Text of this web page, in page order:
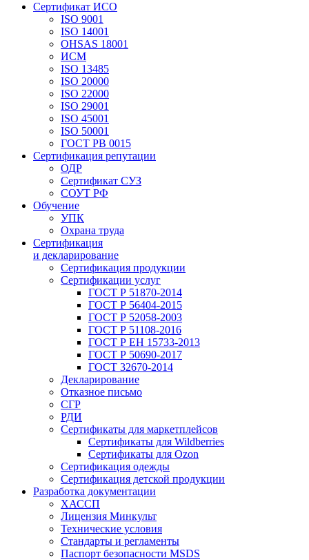
Сертификат ИСО
ISO 9001
ISO 14001
OHSAS 18001
ИСМ
ISO 13485
ISO 20000
ISO 22000
ISO 29001
ISO 45001
ISO 50001
ГОСТ РВ 0015
Сертификация репутации
ОДР
Сертификат СУЗ
СОУТ РФ
Обучение
УПК
Охрана труда
Сертификация
и декларирование
Сертификация продукции
Сертификации услуг
ГОСТ Р 51870-2014
ГОСТ Р 56404-2015
ГОСТ Р 52058-2003
ГОСТ Р 51108-2016
ГОСТ Р ЕН 15733-2013
ГОСТ Р 50690-2017
ГОСТ 32670-2014
Декларирование
Отказное письмо
СГР
РДИ
Сертификаты для маркетплейсов
Сертификаты для Wildberries
Сертификаты для Ozon
Сертификация одежды
Сертификация детской продукции
Разработка документации
ХАССП
Лицензия Минкульт
Технические условия
Стандарты и регламенты
Паспорт безопасности MSDS